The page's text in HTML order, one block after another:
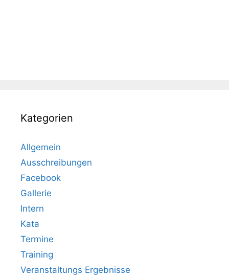
Kategorien
Allgemein
Ausschreibungen
Facebook
Gallerie
Intern
Kata
Termine
Training
Veranstaltungs Ergebnisse